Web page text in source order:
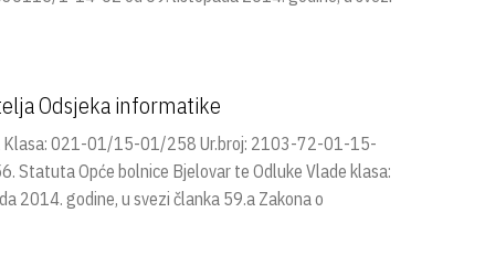
Odsjeka informatike
Klasa: 021-01/15-01/258 Ur.broj: 2103-72-01-15-
Statuta Opće bolnice Bjelovar te Odluke Vlade klasa:
godine, u svezi članka 59.a Zakona o